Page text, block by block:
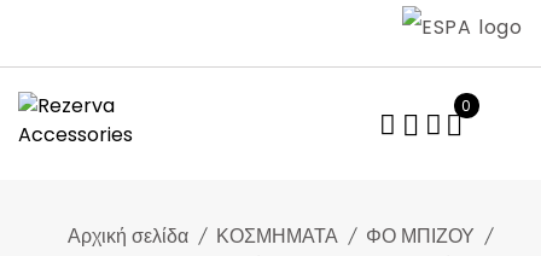
content
0
Αρχική σελίδα ΚΟΣΜΗΜΑΤΑ
ΦΟ ΜΠΙΖΟΥ